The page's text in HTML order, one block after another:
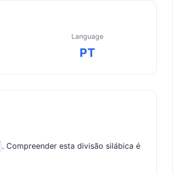
Language
PT
. Compreender esta divisão silábica é